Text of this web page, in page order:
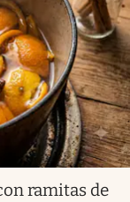
ramitas de